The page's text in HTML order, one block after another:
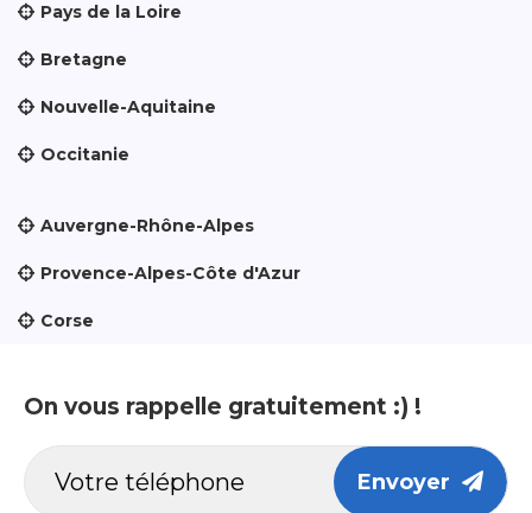
Pays de la Loire
Bretagne
Nouvelle-Aquitaine
Occitanie
Auvergne-Rhône-Alpes
Provence-Alpes-Côte d'Azur
Corse
On vous rappelle gratuitement :) !
Envoyer